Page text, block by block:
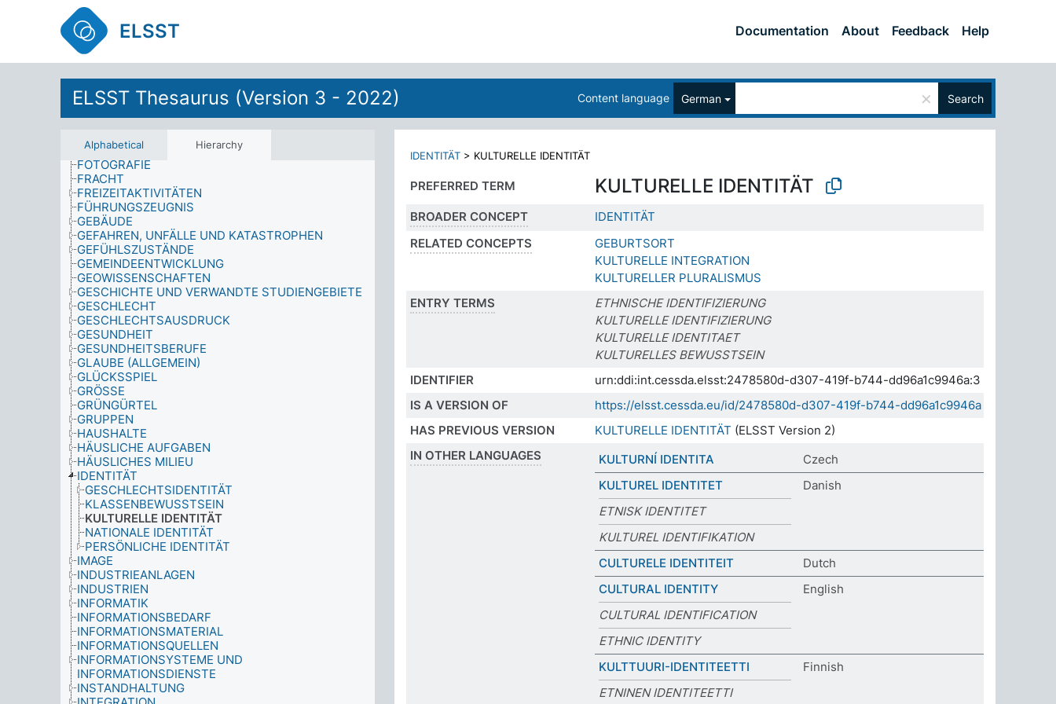
ELSST Documentation About Feedback Help
ELSST Thesaurus (Version 3 - 2022) Content language German × Search
Alphabetical Hierarchy
ERWARTUNG
ESOTERISCHE PRAKTIKEN
ETHIK
FÄHIGKEIT
FAHRSTUNDEN
FAHRZEUGE
FAMILIEN
FAMILIENMITGLIEDER
FAMILIENSTAND
FORSTWESEN
FOTOGRAFIE
FRACHT
FREIZEITAKTIVITÄTEN
FÜHRUNGSZEUGNIS
GEBÄUDE
GEFAHREN, UNFÄLLE UND KATASTROPHEN
GEFÜHLSZUSTÄNDE
GEMEINDEENTWICKLUNG
GEOWISSENSCHAFTEN
GESCHICHTE UND VERWANDTE STUDIENGEBIETE
GESCHLECHT
GESCHLECHTSAUSDRUCK
GESUNDHEIT
GESUNDHEITSBERUFE
GLAUBE (ALLGEMEIN)
GLÜCKSSPIEL
GRÖSSE
GRÜNGÜRTEL
GRUPPEN
HAUSHALTE
HÄUSLICHE AUFGABEN
HÄUSLICHES MILIEU
IDENTITÄT
GESCHLECHTSIDENTITÄT
KLASSENBEWUSSTSEIN
KULTURELLE IDENTITÄT
NATIONALE IDENTITÄT
PERSÖNLICHE IDENTITÄT
IMAGE
INDUSTRIEANLAGEN
INDUSTRIEN
INFORMATIK
INFORMATIONSBEDARF
INFORMATIONSMATERIAL
INFORMATIONSQUELLEN
INFORMATIONSYSTEME UND
INFORMATIONSDIENSTE
INSTANDHALTUNG
IDENTITÄT > KULTURELLE IDENTITÄT
PREFERRED TERM KULTURELLE IDENTITÄT
BROADER CONCEPT
IDENTITÄT
RELATED CONCEPTS
GEBURTSORT
KULTURELLE INTEGRATION
KULTURELLER PLURALISMUS
ENTRY TERMS
ETHNISCHE IDENTIFIZIERUNG
KULTURELLE IDENTIFIZIERUNG
KULTURELLE IDENTITAET
KULTURELLES BEWUSSTSEIN
IDENTIFIER
urn:ddi:int.cessda.elsst:2478580d-d307-419f-b744-dd96a1c9946a:3
IS A VERSION OF
https://elsst.cessda.eu/id/2478580d-d307-419f-b744-dd96a1c9946a
HAS PREVIOUS VERSION
KULTURELLE IDENTITÄT (ELSST Version 2)
IN OTHER LANGUAGES
KULTURNÍ IDENTITA
Czech
KULTUREL IDENTITET
Danish
ETNISK IDENTITET
KULTUREL IDENTIFIKATION
CULTURELE IDENTITEIT
Dutch
CULTURAL IDENTITY
English
CULTURAL IDENTIFICATION
ETHNIC IDENTITY
KULTTUURI-IDENTITEETTI
Finnish
ETNINEN IDENTITEETTI